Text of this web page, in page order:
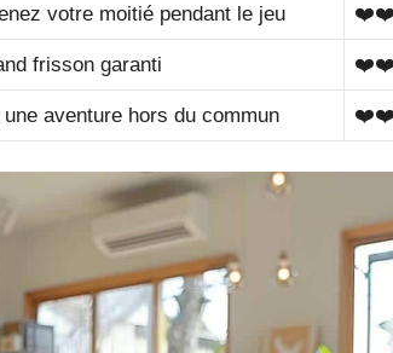
votre moitié pendant le jeu
frisson garanti
aventure hors du commun